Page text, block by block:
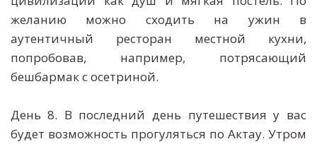
желанию можно сходить на ужин в
аутентичный ресторан местной кухни,
попробовав, например, потрясающий
бешбармак с осетриной.
День 8. В последний день путешествия у вас
будет возможность прогуляться по Актау. Утром